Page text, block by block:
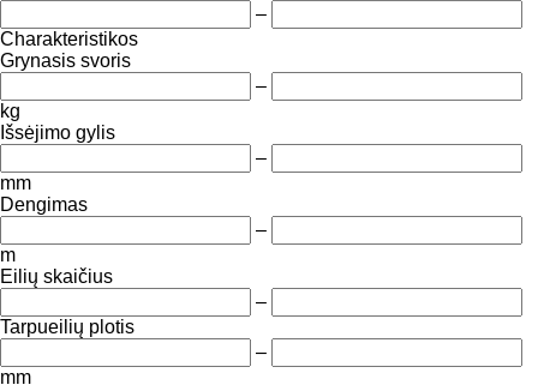
–
Charakteristikos
Grynasis svoris
–
kg
Išsėjimo gylis
–
mm
Dengimas
–
m
Eilių skaičius
–
Tarpueilių plotis
–
mm